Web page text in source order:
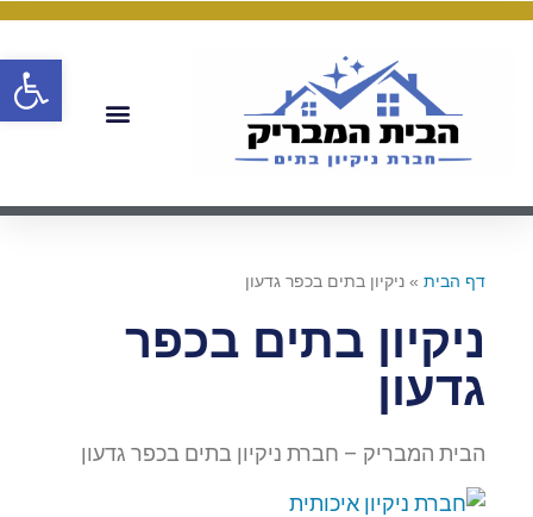
דף הבית » ניקיון בתים בכפר גדעון
ניקיון בתים בכפר
גדעון
הבית המבריק – חברת ניקיון בתים בכפר גדעון